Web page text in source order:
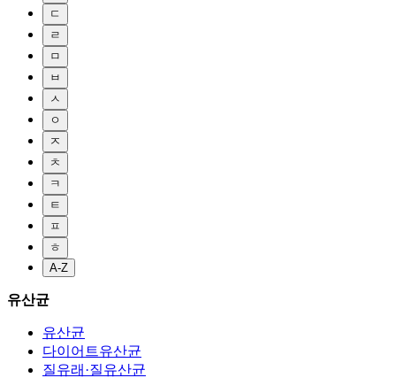
ㄷ
ㄹ
ㅁ
ㅂ
ㅅ
ㅇ
ㅈ
ㅊ
ㅋ
ㅌ
ㅍ
ㅎ
A-Z
유산균
유산균
다이어트유산균
질유래·질유산균